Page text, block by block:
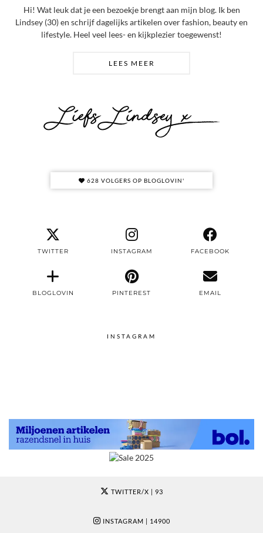
Hi! Wat leuk dat je een bezoekje brengt aan mijn blog. Ik ben
Lindsey (30) en schrijf dagelijks artikelen over fashion, beauty en
lifestyle. Heel veel lees- en kijkplezier toegewenst!
LEES MEER
628 VOLGERS OP BLOGLOVIN'
TWITTER INSTAGRAM FACEBOOK
BLOGLOVIN PINTEREST EMAIL
INSTAGRAM
TWITTER/X | 93
INSTAGRAM | 14900